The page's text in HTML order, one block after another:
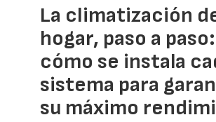
La climatización
hogar, paso a paso:
cómo se instala
sistema para
su máximo